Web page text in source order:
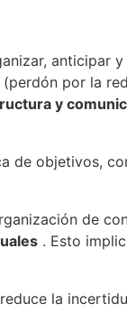
anticipar
por la
y
de objetivos,
de
. Esto
la